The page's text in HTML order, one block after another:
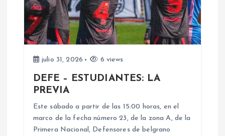
n
d
julio 31, 2026 6 views
DEFE – ESTUDIANTES: LA
PREVIA
Este sábado a partir de las 15:00 horas, en el
marco de la fecha número 23, de la zona A, de la
Primera Nacional, Defensores de belgrano